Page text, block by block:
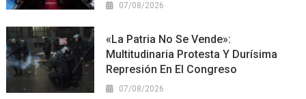
07/08/2026
«La Patria No Se Vende»:
Multitudinaria Protesta Y Durísima
Represión En El Congreso
07/08/2026